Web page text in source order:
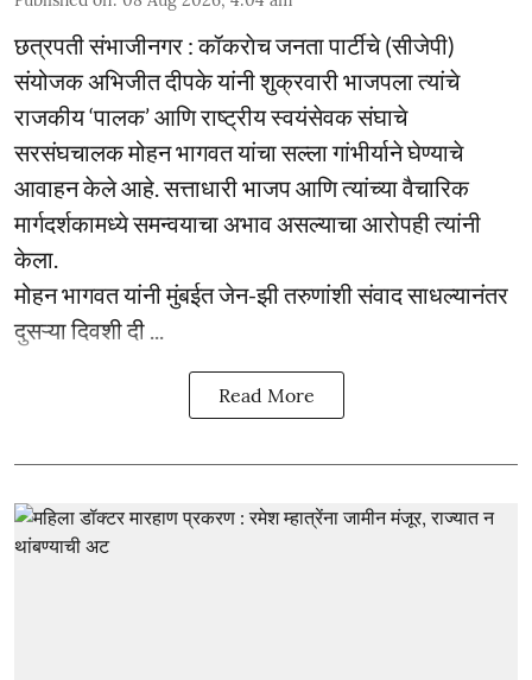
छत्रपती संभाजीनगर : कॉकराेच जनता पार्टीचे (सीजेपी)
संयोजक अभिजीत दीपके यांनी शुक्रवारी भाजपला त्यांचे
राजकीय ‘पालक’ आणि राष्ट्रीय स्वयंसेवक संघाचे
सरसंघचालक मोहन भागवत यांचा सल्ला गांभीर्याने घेण्याचे
आवाहन केले आहे. सत्ताधारी भाजप आणि त्यांच्या वैचारिक
मार्गदर्शकामध्ये समन्वयाचा अभाव असल्याचा आरोपही त्यांनी
केला.
मोहन भागवत यांनी मुंबईत जेन-झी तरुणांशी संवाद साधल्यानंतर
दुसऱ्या दिवशी दी ...
Read More